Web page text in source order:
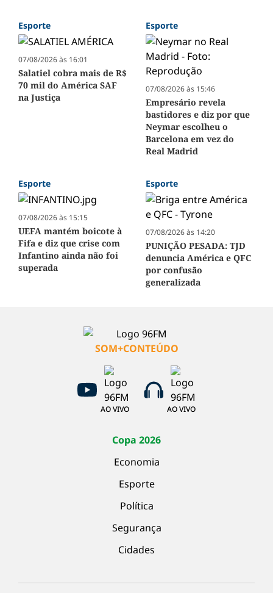
Esporte
07/08/2026 às 16:01
Salatiel cobra mais de R$
70 mil do América SAF
na Justiça
Esporte
07/08/2026 às 15:46
Empresário revela
bastidores e diz por que
Neymar escolheu o
Barcelona em vez do
Real Madrid
Esporte
07/08/2026 às 15:15
UEFA mantém boicote à
Fifa e diz que crise com
Infantino ainda não foi
superada
Esporte
07/08/2026 às 14:20
PUNIÇÃO PESADA: TJD
denuncia América e QFC
por confusão
generalizada
SOM+CONTEÚDO
AO VIVO AO VIVO
Copa 2026
Economia
Esporte
Política
Segurança
Cidades